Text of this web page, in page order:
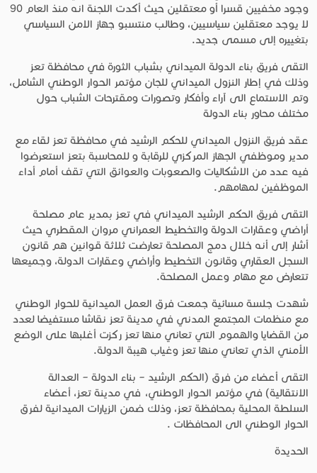
وجود مخفيين قسرا أو معتقلين حيث أكدت اللجنة انه منذ العام 90
لا يوجد معتقلين سياسيين، وطالب منتسبو جهاز الامن السياسي
بتغييره إلى مسمى جديد.
التقى فريق بناء الدولة الميداني بشباب الثورة في محافظة تعز
وذلك في إطار النزول الميداني للجان مؤتمر الحوار الوطني الشامل،
وتم الاستماع الى آراء وأفكار وتصورات ومقترحات الشباب حول
مختلف محاور بناء الدولة
عقد فريق النزول الميداني للحكم الرشيد في محافظة تعز لقاءً مع
مدير وموظفي الجهاز المركزي للرقابة و للمحاسبة بتعز استعرضوا
فيه عدد من الاشكاليات والصعوبات والعوائق التي تقف أمام أداء
الموظفين لمهامهم.
التقى فريق الحكم الرشيد الميداني في تعز بمدير عام مصلحة
أراضي وعقارات الدولة والتخطيط العمراني مروان المقطري حيث
أشار إلى أنه خلال دمج المصلحة تعارضت ثلاثة قوانين هم قانون
السجل العقاري وقانون التخطيط وأراضي وعقارات الدولة، وجميعها
تتعارض مع مهام وعمل المصلحة.
شهدت جلسة مسائية جمعت فرق العمل الميدانية للحوار الوطني
مع منظمات المجتمع المدني في مدينة تعز نقاشا مستفيضا لعدد
من القضايا والهموم التي تعاني منها تعز ركزت أغلبها على الوضع
الأمني الذي تعاني منها تعز وغياب هيبة الدولة.
التقى أعضاء من فرق (الحكم الرشيد – بناء الدولة – العدالة
الانتقالية) في مؤتمر الحوار الوطني، في مدينة تعز، أعضاء
السلطة المحلية بمحافظة تعز، وذلك ضمن الزيارات الميدانية لفرق
الحوار الوطني الى المحافظات .
الحديدة